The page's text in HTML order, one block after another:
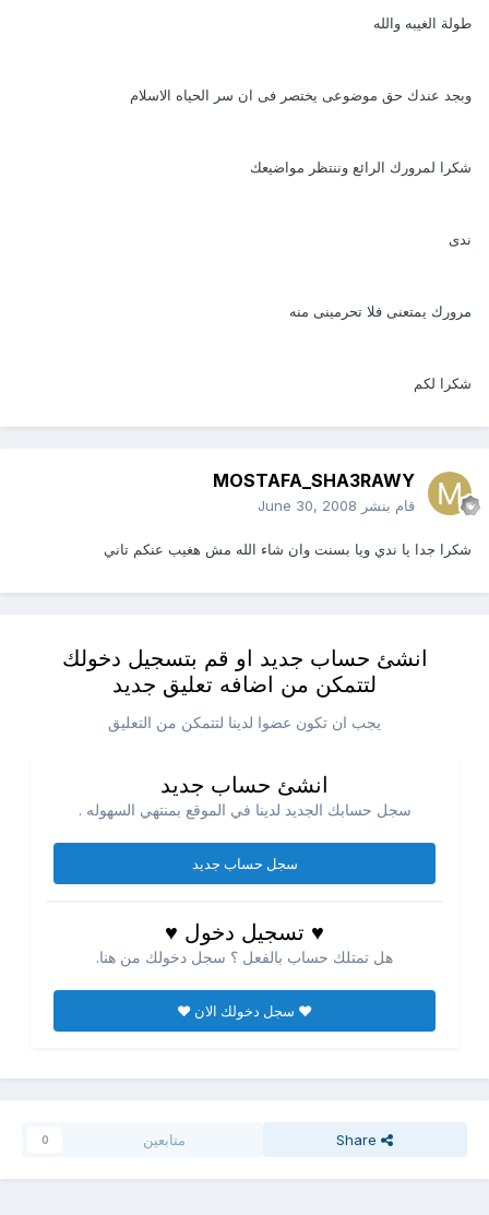
طولة الغيبه والله
وبجد عندك حق موضوعى يختصر فى ان سر الحياه الاسلام
شكرا لمرورك الرائع وننتظر مواضيعك
ندى
مرورك يمتعنى فلا تحرمينى منه
شكرا لكم
MOSTAFA_SHA3RAWY
قام بنشر June 30, 2008
شكرا جدا يا ندي ويا بسنت وان شاء الله مش هغيب عنكم تاني
انشئ حساب جديد او قم بتسجيل دخولك
لتتمكن من اضافه تعليق جديد
يجب ان تكون عضوا لدينا لتتمكن من التعليق
انشئ حساب جديد
سجل حسابك الجديد لدينا في الموقع بمنتهي السهوله .
سجل حساب جديد
♥ تسجيل دخول ♥
هل تمتلك حساب بالفعل ؟ سجل دخولك من هنا.
♥ سجل دخولك الان ♥
Share متابعين 0